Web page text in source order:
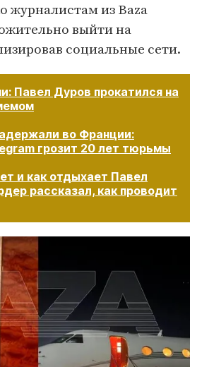
журналистам из Baza
выйти на
социальные сети.
Павел Дуров прокатился на
во Франции:
грозит 20 лет тюрьмы
и как отдыхает Павел
рассказал, как проводит